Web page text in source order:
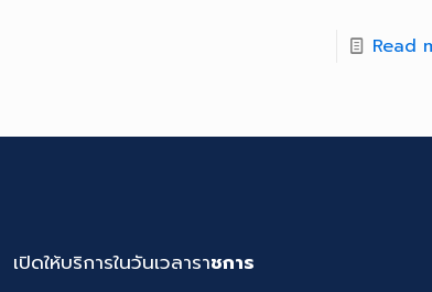
Read
เปิดให้บริการในวันเวลาราชการ